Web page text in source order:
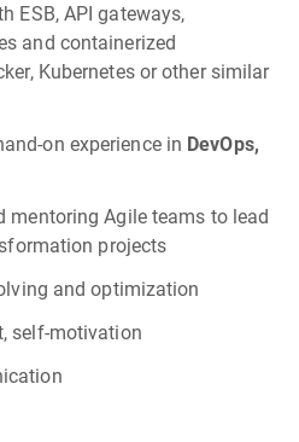
ESB, API gateways,
and containerized
Kubernetes or other similar
on experience in DevOps,
mentoring Agile teams to lead
projects
and optimization
self-motivation